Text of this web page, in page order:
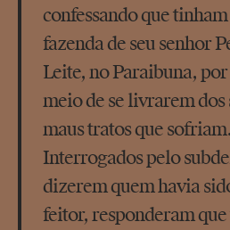
confessando que
fazenda de seu senhor
Leite, no Paraibuna,
meio de se livrarem dos
maus tratos que sofriam.
Interrogados pelo
dizerem quem havia
feitor, responderam